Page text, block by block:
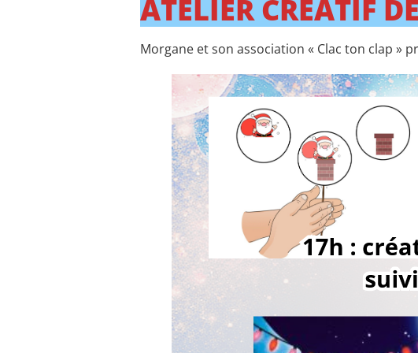
ATELIER CRÉATIF
Morgane et son association « Clac ton clap »